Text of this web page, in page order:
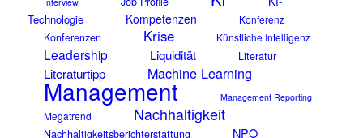
Technologie
Kompetenzen Konferenz
Konferenzen Krise Künstliche Intelligenz
Leadership Liquidität Literatur
Literaturtipp Machine Learning
Management Management Reporting
Megatrend Nachhaltigkeit
Nachhaltigkeitsberichterstattung NPO